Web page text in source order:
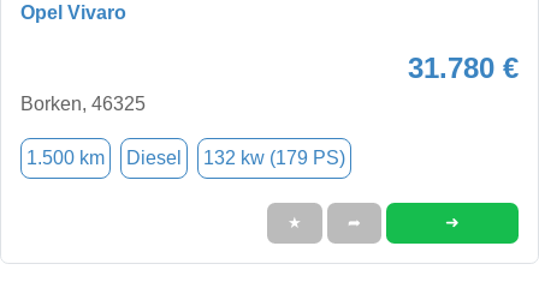
Opel Vivaro
31.780 €
Borken, 46325
1.500 km Diesel 132 kw (179 PS)
★ ➦ ➜